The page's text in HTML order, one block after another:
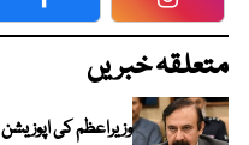
Facebook
متعلقہ خبریں
وزیراعظم کی